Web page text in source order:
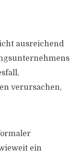
ausreichend
verursachen,
ein